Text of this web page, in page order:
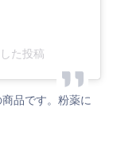
た投稿
品です。粉薬に